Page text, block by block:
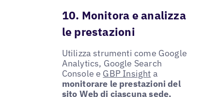
10. Monitora e analizza
le prestazioni
Utilizza strumenti come Google
Analytics, Google Search
Console e GBP Insight a
monitorare le prestazioni del
sito Web di ciascuna sede,